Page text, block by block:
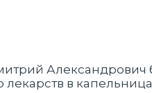
Александрович
в